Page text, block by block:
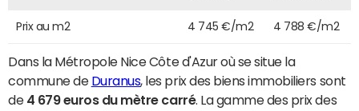
Prix au m2 4 745 €/m2 4 788 €/m2
Dans la Métropole Nice Côte d'Azur où se situe la
commune de Duranus, les prix des biens immobiliers sont
de 4 679 euros du mètre carré. La gamme des prix des